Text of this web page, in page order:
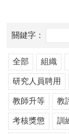
掌
人
事
法
規
常
用
表
全部 組織
研究人員聘用
教師升等 教
考核獎懲 訓